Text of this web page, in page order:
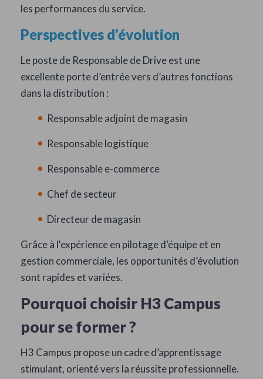
les performances du service.
Perspectives d’évolution
Le poste de Responsable de Drive est une
excellente porte d’entrée vers d’autres fonctions
dans la distribution :
Responsable adjoint de magasin
Responsable logistique
Responsable e-commerce
Chef de secteur
Directeur de magasin
Grâce à l'expérience en pilotage d’équipe et en
gestion commerciale, les opportunités d’évolution
sont rapides et variées.
Pourquoi choisir H3 Campus
pour se former ?
H3 Campus propose un cadre d’apprentissage
stimulant, orienté vers la réussite professionnelle.